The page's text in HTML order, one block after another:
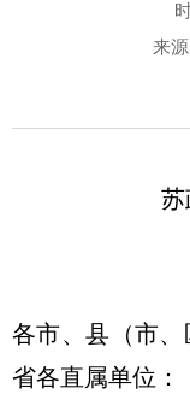
来
苏
各市、县（市、
省各直属单位：